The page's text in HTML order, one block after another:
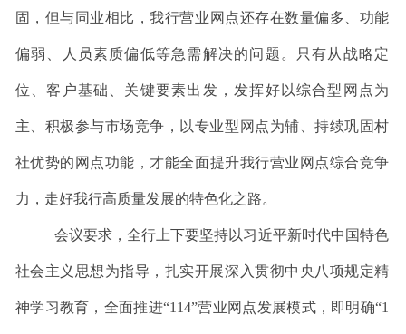
固， 但与同业相比，我行营业网点还存在数量偏多、功能
偏弱、人员素质偏低等急需解决的问题。只有从战略定
位、客户基础、关键要素出发，发挥好以综合型网点为
主、积极参与市场竞争，以专业型网点为辅、持续巩固村
社优势的网点功能， 才能全面提升我行营业网点综合竞争
力，走好我行高质量发展的特色化之路。
会议要求， 全行上下要坚持以习近平新时代中国特色
社会主义思想为指导，扎实开展深入贯彻中央八项规定精
神学习教育，全面推进“114”营业网点发展模式，即明确“1